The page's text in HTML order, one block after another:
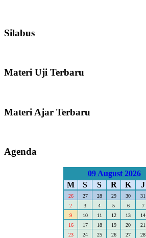
Silabus
Materi Uji Terbaru
Materi Ajar Terbaru
Agenda
09 August 2026
M
S S R K J
26 27 28 29 30 31
2
3 4 5 6 7
9
10 11 12 13 14
16
17 18 19 20 21
23
24 25 26 27 28